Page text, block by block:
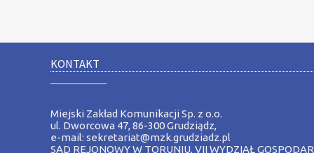
KONTAKT
Miejski Zakład Komunikacji Sp. z o.o.
ul. Dworcowa 47, 86-300 Grudziądz,
e-mail: sekretariat@mzk.grudziadz.pl
SĄD REJONOWY W TORUNIU, VII WYDZIAŁ